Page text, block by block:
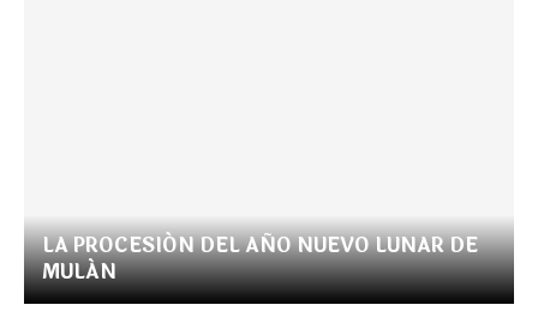
LA PROCESIÓN DEL AÑO NUEVO LUNAR DE
MULÁN